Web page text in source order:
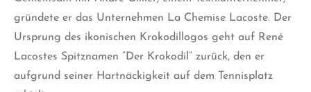
gründete er das Unternehmen La Chemise Lacoste. Der
Ursprung des ikonischen Krokodillogos geht auf René
Lacostes Spitznamen “Der Krokodil” zurück, den er
aufgrund seiner Hartnäckigkeit auf dem Tennisplatz